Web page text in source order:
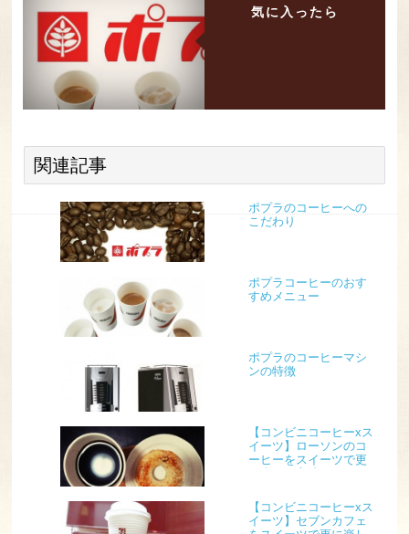
気に入ったら
関連記事
ポプラのコーヒーへの
こだわり
ポプラコーヒーのおす
すめメニュー
ポプラのコーヒーマシ
ンの特徴
【コンビニコーヒーxス
イーツ】ローソンのコ
ーヒーをスイーツで更
【コンビニコーヒーxス
イーツ】セブンカフェ